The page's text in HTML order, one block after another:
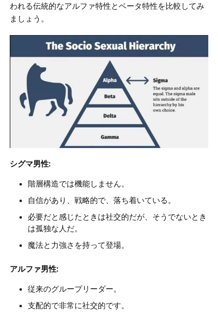
われる伝統的なアルファ特性とベータ特性を比較してみ
ましょう。
シグマ男性:
階層構造では機能しません。
自信があり、戦略的で、落ち着いている。
必要だと感じたときは社交的だが、そうでないとき
は孤独な人だ。
魔法と力強さを持って登場。
アルファ男性:
従来のグループリーダー。
支配的で非常に社交的です。